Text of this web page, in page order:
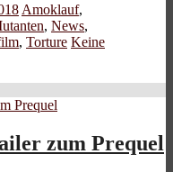
Amoklauf,
, News,
, Torture Keine
zum Prequel